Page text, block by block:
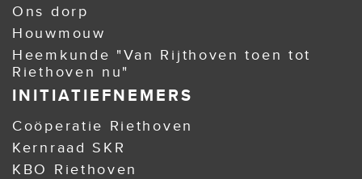
Ons dorp
Houwmouw
Heemkunde "Van Rijthoven toen tot
Riethoven nu"
INITIATIEFNEMERS
Coöperatie Riethoven
Kernraad SKR
KBO Riethoven